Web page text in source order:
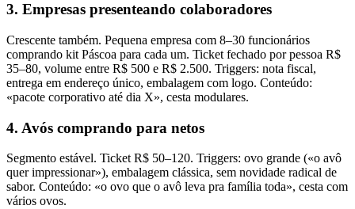
3. Empresas presenteando colaboradores
Crescente também. Pequena empresa com 8–30 funcionários
comprando kit Páscoa para cada um. Ticket fechado por pessoa R$
35–80, volume entre R$ 500 e R$ 2.500. Triggers: nota fiscal,
entrega em endereço único, embalagem com logo. Conteúdo:
«pacote corporativo até dia X», cesta modulares.
4. Avós comprando para netos
Segmento estável. Ticket R$ 50–120. Triggers: ovo grande («o avô
quer impressionar»), embalagem clássica, sem novidade radical de
sabor. Conteúdo: «o ovo que o avô leva pra família toda», cesta com
vários ovos.